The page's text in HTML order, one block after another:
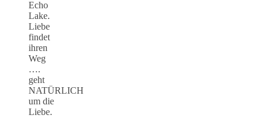
Echo
Lake.
Liebe
findet
ihren
Weg
….
geht
NATÜRLICH
um die
Liebe.